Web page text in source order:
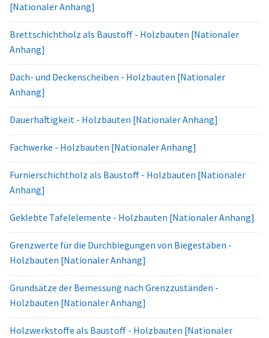
[Nationaler Anhang]
Brettschichtholz als Baustoff - Holzbauten [Nationaler
Anhang]
Dach- und Deckenscheiben - Holzbauten [Nationaler
Anhang]
Dauerhaftigkeit - Holzbauten [Nationaler Anhang]
Fachwerke - Holzbauten [Nationaler Anhang]
Furnierschichtholz als Baustoff - Holzbauten [Nationaler
Anhang]
Geklebte Tafelelemente - Holzbauten [Nationaler Anhang]
Grenzwerte für die Durchbiegungen von Biegestäben -
Holzbauten [Nationaler Anhang]
Grundsätze der Bemessung nach Grenzzuständen -
Holzbauten [Nationaler Anhang]
Holzwerkstoffe als Baustoff - Holzbauten [Nationaler